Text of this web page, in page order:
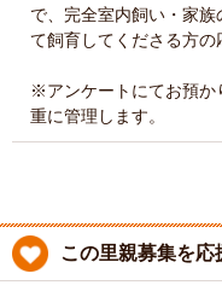
で、完全室内飼い・家
て飼育してくださる方の
※アンケートにてお預か
重に管理します。
この里親募集を応